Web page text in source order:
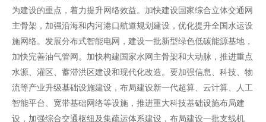
为建设的重点，着力提升网络效益。加快建设国家综合立体交通网
主骨架，加强沿海和内河港口航道规划建设，优化提升全国水运设
施网络。发展分布式智能电网，建设一批新型绿色低碳能源基地，
加快完善油气管网。加快构建国家水网主骨架和大动脉，推进重点
水源、灌区、蓄滞洪区建设和现代化改造。要加强信息、科技、物
流等产业升级基础设施建设，布局建设新一代超算、云计算、人工
智能平台、宽带基础网络等设施，推进重大科技基础设施布局建
设，加强综合交通枢纽及集疏运体系建设，布局建设一批支线机